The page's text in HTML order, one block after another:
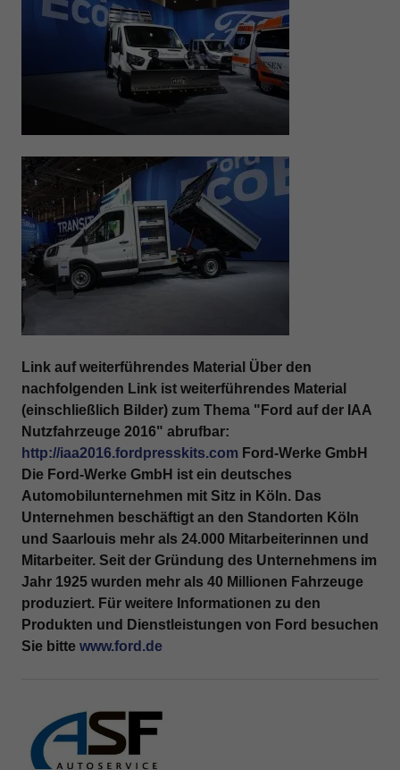
Link auf weiterführendes Material Über den
nachfolgenden Link ist weiterführendes Material
(einschließlich Bilder) zum Thema "Ford auf der IAA
Nutzfahrzeuge 2016" abrufbar:
http://iaa2016.fordpresskits.com Ford-Werke GmbH
Die Ford-Werke GmbH ist ein deutsches
Automobilunternehmen mit Sitz in Köln. Das
Unternehmen beschäftigt an den Standorten Köln
und Saarlouis mehr als 24.000 Mitarbeiterinnen und
Mitarbeiter. Seit der Gründung des Unternehmens im
Jahr 1925 wurden mehr als 40 Millionen Fahrzeuge
produziert. Für weitere Informationen zu den
Produkten und Dienstleistungen von Ford besuchen
Sie bitte www.ford.de